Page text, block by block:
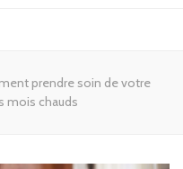
prendre soin de votre
mois chauds